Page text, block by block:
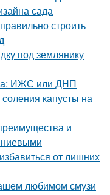
сада
строить
под землянику
ИЖС или ДНП
капусты на
и
от лишних
любимом смузи